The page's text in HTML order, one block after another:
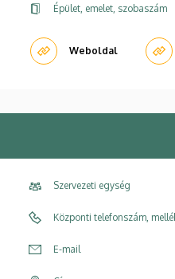
Épület, emelet, szobaszám
Weboldal
Szervezeti egység
Központi telefonszám,
E-mail